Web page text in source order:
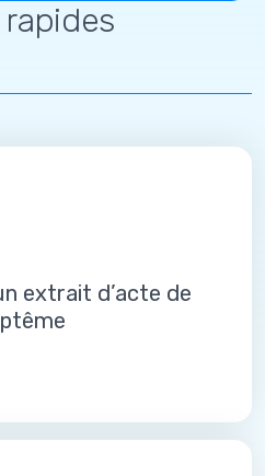
extrait d’acte de